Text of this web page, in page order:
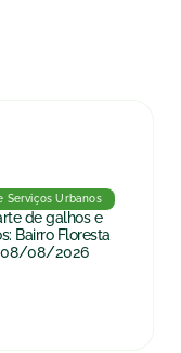
Serviços Urbanos
de galhos e
Bairro Floresta
08/08/2026